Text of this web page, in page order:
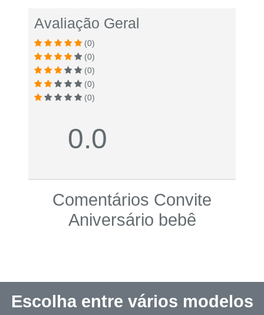
Avaliação Geral
(0)
(0)
(0)
(0)
(0)
0.0
Comentários Convite
Aniversário bebê
Escolha entre vários modelos